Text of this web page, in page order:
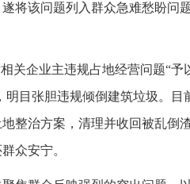
将该问题列入群众急难愁盼问
关企业主违规占地经营问题“予
目张胆违规倾倒建筑垃圾。目
整治方案，清理并收回被乱倒
众安宁。